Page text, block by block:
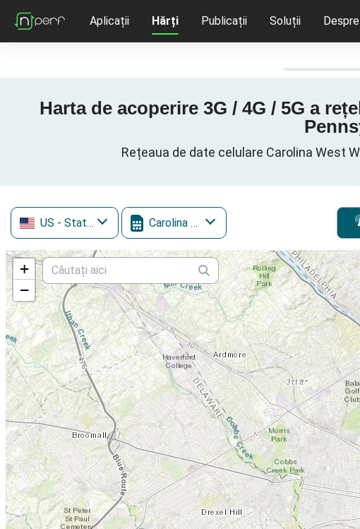
Aplicații Hărți Publicații Soluții
Harta de acoperire 3G / 4G / 5G a
Rețeaua de date celulare Carolina West
US - Statele Unite ale Americii Carolina West Wireless
+
−